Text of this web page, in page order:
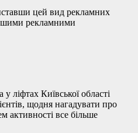
цей вид рекламних
рекламними
Київської області
щодня нагадувати про
​​активності все більше